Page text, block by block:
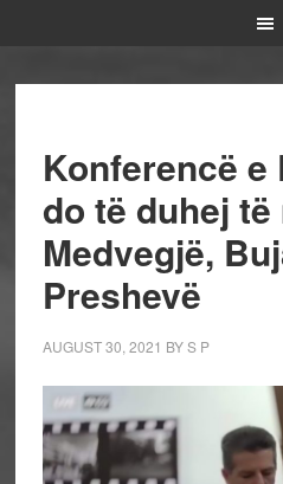
Konferencë e
do të duhej
Medvegjë,
Preshevë
AUGUST 30, 2021 BYS P